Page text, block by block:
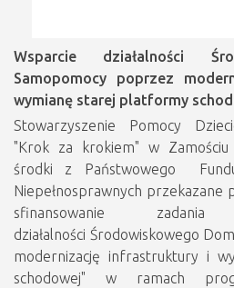
Wsparcie działalności
Samopomocy poprzez
wymianę starej platformy
Stowarzyszenie Pomocy
"Krok za krokiem" w Zamościu
środki z Państwowego
Niepełnosprawnych przekazane
sfinansowanie
działalności Środowiskowego
modernizację infrastruktury i
schodowej" w ramach